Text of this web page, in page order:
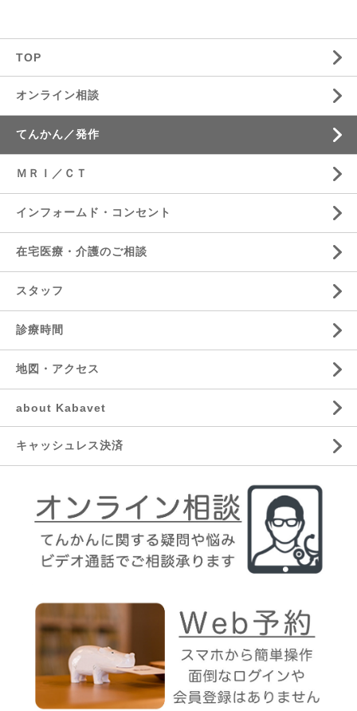
TOP
オンライン相談
てんかん／発作
ＭＲＩ／ＣＴ
インフォームド・コンセント
在宅医療・介護のご相談
スタッフ
診療時間
地図・アクセス
about Kabavet
キャッシュレス決済